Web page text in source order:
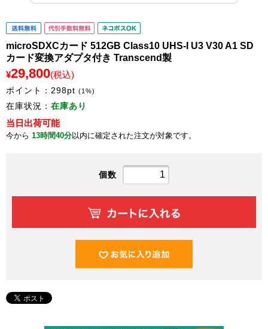
microSDXCカード 512GB Class10 UHS-I U3 V30 A1 SD
カード変換アダプタ付き Transcend製
¥29,800(税込)
ポイント： 298pt (1%)
在庫状況： 在庫あり
当日出荷可能
今から 13時間40分以内に確定された注文が対象です。
個数